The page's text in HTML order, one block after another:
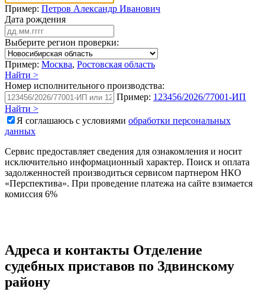
Пример: Петров Александр Иванович
Дата рождения
Выберите регион проверки:
Пример: Москва, Ростовская область
Найти >
Номер исполнительного производства:
Пример: 123456/2026/77001-ИП
Найти >
Я соглашаюсь с условиями обработки персональных
данных
Сервис предоставляет сведения для ознакомления и носит
исключительно информационный характер. Поиск и оплата
задолженностей производиться сервисом партнером НКО
«Перспектива». При проведение платежа на сайте взимается
комиссия 6%
Адреса и контакты Отделение
судебных приставов по Здвинскому
району